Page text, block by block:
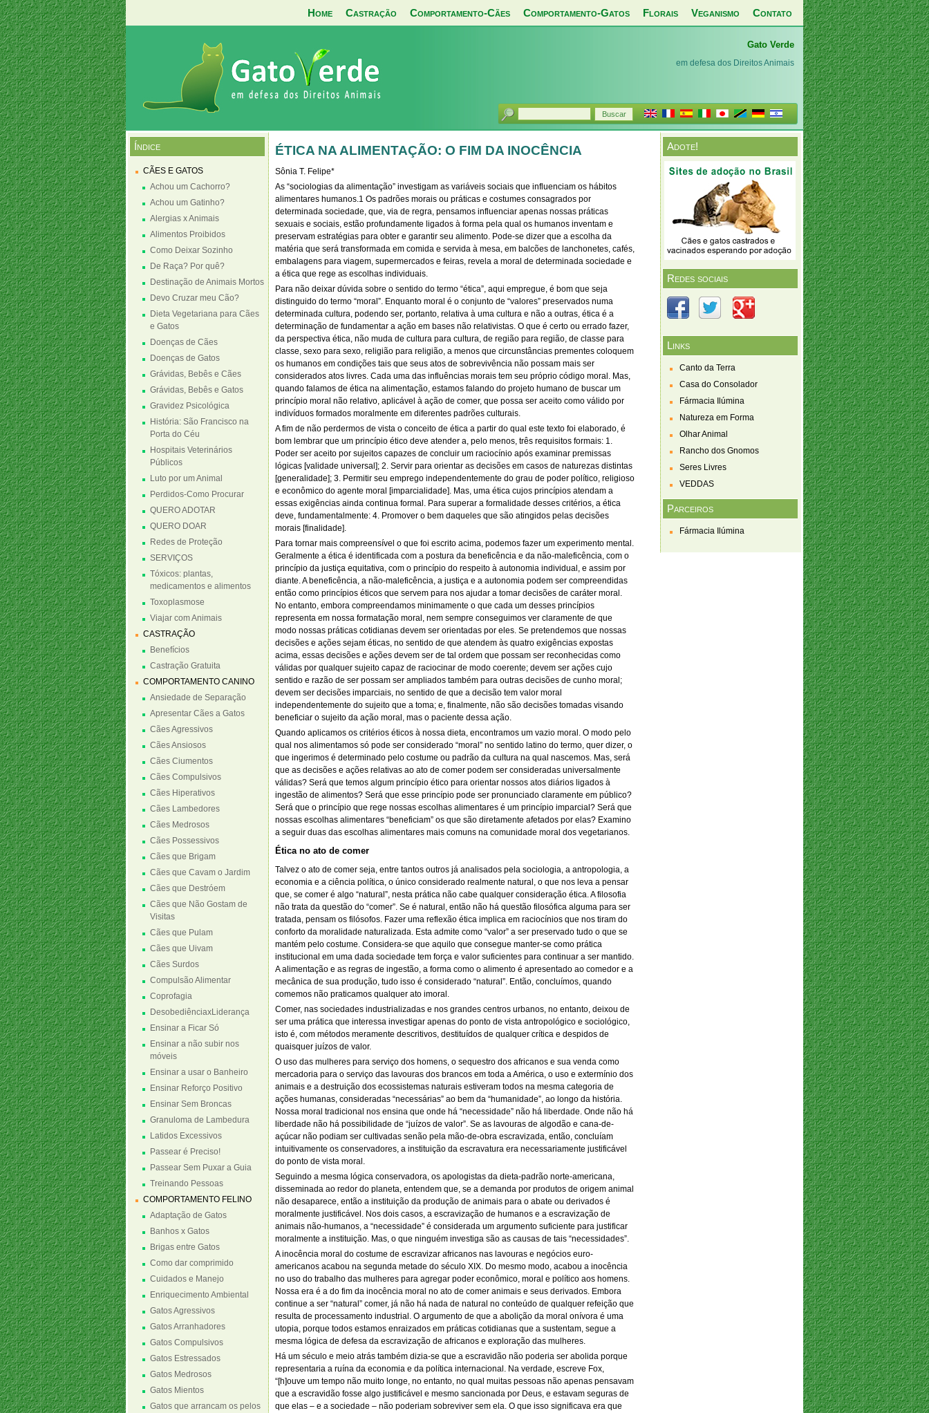
Home Castração Comportamento-Cães Comportamento-Gatos Florais Veganismo Contato
Gato Verde
em defesa dos Direitos Animais
Índice
CÃES E GATOS
Achou um Cachorro?
Achou um Gatinho?
Alergias x Animais
Alimentos Proibidos
Como Deixar Sozinho
De Raça? Por quê?
Destinação de Animais Mortos
Devo Cruzar meu Cão?
Dieta Vegetariana para Cães
e Gatos
Doenças de Cães
Doenças de Gatos
Grávidas, Bebês e Cães
Grávidas, Bebês e Gatos
Gravidez Psicológica
História: São Francisco na
Porta do Céu
Hospitais Veterinários
Públicos
Luto por um Animal
Perdidos-Como Procurar
QUERO ADOTAR
QUERO DOAR
Redes de Proteção
SERVIÇOS
Tóxicos: plantas,
medicamentos e alimentos
Toxoplasmose
Viajar com Animais
CASTRAÇÃO
Benefícios
Castração Gratuita
COMPORTAMENTO CANINO
Ansiedade de Separação
Apresentar Cães a Gatos
Cães Agressivos
Cães Ansiosos
Cães Ciumentos
Cães Compulsivos
Cães Hiperativos
Cães Lambedores
Cães Medrosos
Cães Possessivos
Cães que Brigam
Cães que Cavam o Jardim
Cães que Destróem
Cães que Não Gostam de
Visitas
Cães que Pulam
Cães que Uivam
Cães Surdos
Compulsão Alimentar
Coprofagia
DesobediênciaxLiderança
Ensinar a Ficar Só
Ensinar a não subir nos
móveis
Ensinar a usar o Banheiro
Ensinar Reforço Positivo
Ensinar Sem Broncas
Granuloma de Lambedura
Latidos Excessivos
Passear é Preciso!
Passear Sem Puxar a Guia
Treinando Pessoas
COMPORTAMENTO FELINO
Adaptação de Gatos
Banhos x Gatos
Brigas entre Gatos
Como dar comprimido
Cuidados e Manejo
Enriquecimento Ambiental
Gatos Agressivos
Gatos Arranhadores
Gatos Compulsivos
Gatos Estressados
Gatos Medrosos
Gatos Mientos
Gatos que arrancam os pelos
Adote!
Redes sociais
Links
Canto da Terra
Casa do Consolador
Fármacia Ilúmina
Natureza em Forma
Olhar Animal
Rancho dos Gnomos
Seres Livres
VEDDAS
Parceiros
Fármacia Ilúmina
ÉTICA NA ALIMENTAÇÃO: O FIM DA INOCÊNCIA
Sônia T. Felipe*
As “sociologias da alimentação” investigam as variáveis sociais que influenciam os hábitos
alimentares humanos.1 Os padrões morais ou práticas e costumes consagrados por
determinada sociedade, que, via de regra, pensamos influenciar apenas nossas práticas
sexuais e sociais, estão profundamente ligados à forma pela qual os humanos inventam e
preservam estratégias para obter e garantir seu alimento. Pode-se dizer que a escolha da
matéria que será transformada em comida e servida à mesa, em balcões de lanchonetes, cafés,
embalagens para viagem, supermercados e feiras, revela a moral de determinada sociedade e
a ética que rege as escolhas individuais.
Para não deixar dúvida sobre o sentido do termo “ética”, aqui empregue, é bom que seja
distinguido do termo “moral”. Enquanto moral é o conjunto de “valores” preservados numa
determinada cultura, podendo ser, portanto, relativa à uma cultura e não a outras, ética é a
determinação de fundamentar a ação em bases não relativistas. O que é certo ou errado fazer,
da perspectiva ética, não muda de cultura para cultura, de região para região, de classe para
classe, sexo para sexo, religião para religião, a menos que circunstâncias prementes coloquem
os humanos em condições tais que seus atos de sobrevivência não possam mais ser
considerados atos livres. Cada uma das influências morais tem seu próprio código moral. Mas,
quando falamos de ética na alimentação, estamos falando do projeto humano de buscar um
princípio moral não relativo, aplicável à ação de comer, que possa ser aceito como válido por
indivíduos formados moralmente em diferentes padrões culturais.
A fim de não perdermos de vista o conceito de ética a partir do qual este texto foi elaborado, é
bom lembrar que um princípio ético deve atender a, pelo menos, três requisitos formais: 1.
Poder ser aceito por sujeitos capazes de concluir um raciocínio após examinar premissas
lógicas [validade universal]; 2. Servir para orientar as decisões em casos de naturezas distintas
[generalidade]; 3. Permitir seu emprego independentemente do grau de poder político, religioso
e econômico do agente moral [imparcialidade]. Mas, uma ética cujos princípios atendam a
essas exigências ainda continua formal. Para superar a formalidade desses critérios, a ética
deve, fundamentalmente: 4. Promover o bem daqueles que são atingidos pelas decisões
morais [finalidade].
Para tornar mais compreensível o que foi escrito acima, podemos fazer um experimento mental.
Geralmente a ética é identificada com a postura da beneficência e da não-maleficência, com o
princípio da justiça equitativa, com o princípio do respeito à autonomia individual, e assim por
diante. A beneficência, a não-maleficência, a justiça e a autonomia podem ser compreendidas
então como princípios éticos que servem para nos ajudar a tomar decisões de caráter moral.
No entanto, embora compreendamos minimamente o que cada um desses princípios
representa em nossa formatação moral, nem sempre conseguimos ver claramente de que
modo nossas práticas cotidianas devem ser orientadas por eles. Se pretendemos que nossas
decisões e ações sejam éticas, no sentido de que atendem às quatro exigências expostas
acima, essas decisões e ações devem ser de tal ordem que possam ser reconhecidas como
válidas por qualquer sujeito capaz de raciocinar de modo coerente; devem ser ações cujo
sentido e razão de ser possam ser ampliados também para outras decisões de cunho moral;
devem ser decisões imparciais, no sentido de que a decisão tem valor moral
independentemente do sujeito que a toma; e, finalmente, não são decisões tomadas visando
beneficiar o sujeito da ação moral, mas o paciente dessa ação.
Quando aplicamos os critérios éticos à nossa dieta, encontramos um vazio moral. O modo pelo
qual nos alimentamos só pode ser considerado “moral” no sentido latino do termo, quer dizer, o
que ingerimos é determinado pelo costume ou padrão da cultura na qual nascemos. Mas, será
que as decisões e ações relativas ao ato de comer podem ser consideradas universalmente
válidas? Será que temos algum princípio ético para orientar nossos atos diários ligados à
ingestão de alimentos? Será que esse princípio pode ser pronunciado claramente em público?
Será que o princípio que rege nossas escolhas alimentares é um princípio imparcial? Será que
nossas escolhas alimentares “beneficiam” os que são diretamente afetados por elas? Examino
a seguir duas das escolhas alimentares mais comuns na comunidade moral dos vegetarianos.
Ética no ato de comer
Talvez o ato de comer seja, entre tantos outros já analisados pela sociologia, a antropologia, a
economia e a ciência política, o único considerado realmente natural, o que nos leva a pensar
que, se comer é algo “natural”, nesta prática não cabe qualquer consideração ética. A filosofia
não trata da questão do “comer”. Se é natural, então não há questão filosófica alguma para ser
tratada, pensam os filósofos. Fazer uma reflexão ética implica em raciocínios que nos tiram do
conforto da moralidade naturalizada. Esta admite como “valor” a ser preservado tudo o que se
mantém pelo costume. Considera-se que aquilo que consegue manter-se como prática
institucional em uma dada sociedade tem força e valor suficientes para continuar a ser mantido.
A alimentação e as regras de ingestão, a forma como o alimento é apresentado ao comedor e a
mecânica de sua produção, tudo isso é considerado “natural”. Então, concluímos, quando
comemos não praticamos qualquer ato imoral.
Comer, nas sociedades industrializadas e nos grandes centros urbanos, no entanto, deixou de
ser uma prática que interessa investigar apenas do ponto de vista antropológico e sociológico,
isto é, com métodos meramente descritivos, destituídos de qualquer crítica e despidos de
quaisquer juízos de valor.
O uso das mulheres para serviço dos homens, o sequestro dos africanos e sua venda como
mercadoria para o serviço das lavouras dos brancos em toda a América, o uso e extermínio dos
animais e a destruição dos ecossistemas naturais estiveram todos na mesma categoria de
ações humanas, consideradas “necessárias” ao bem da “humanidade”, ao longo da história.
Nossa moral tradicional nos ensina que onde há “necessidade” não há liberdade. Onde não há
liberdade não há possibilidade de “juízos de valor”. Se as lavouras de algodão e cana-de-
açúcar não podiam ser cultivadas senão pela mão-de-obra escravizada, então, concluíam
intuitivamente os conservadores, a instituição da escravatura era necessariamente justificável
do ponto de vista moral.
Seguindo a mesma lógica conservadora, os apologistas da dieta-padrão norte-americana,
disseminada ao redor do planeta, entendem que, se a demanda por produtos de origem animal
não desaparece, então a instituição da produção de animais para o abate ou derivados é
moralmente justificável. Nos dois casos, a escravização de humanos e a escravização de
animais não-humanos, a “necessidade” é considerada um argumento suficiente para justificar
moralmente a instituição. Mas, o que ninguém investiga são as causas de tais “necessidades”.
A inocência moral do costume de escravizar africanos nas lavouras e negócios euro-
americanos acabou na segunda metade do século XIX. Do mesmo modo, acabou a inocência
no uso do trabalho das mulheres para agregar poder econômico, moral e político aos homens.
Nossa era é a do fim da inocência moral no ato de comer animais e seus derivados. Embora
continue a ser “natural” comer, já não há nada de natural no conteúdo de qualquer refeição que
resulta de processamento industrial. O argumento de que a abolição da moral onívora é uma
utopia, porque todos estamos enraizados em práticas cotidianas que a sustentam, segue a
mesma lógica de defesa da escravização de africanos e exploração das mulheres.
Há um século e meio atrás também dizia-se que a escravidão não poderia ser abolida porque
representaria a ruína da economia e da política internacional. Na verdade, escreve Fox,
“[h]ouve um tempo não muito longe, no entanto, no qual muitas pessoas não apenas pensavam
que a escravidão fosse algo justificável e mesmo sancionada por Deus, e estavam seguras de
que elas – e a sociedade – não poderiam sobreviver sem ela. O que isso significava era que